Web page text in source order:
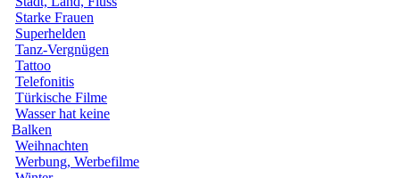
Starke Frauen
Superhelden
Tanz-Vergnügen
Tattoo
Telefonitis
Türkische Filme
Wasser hat keine
Balken
Weihnachten
Werbung, Werbefilme